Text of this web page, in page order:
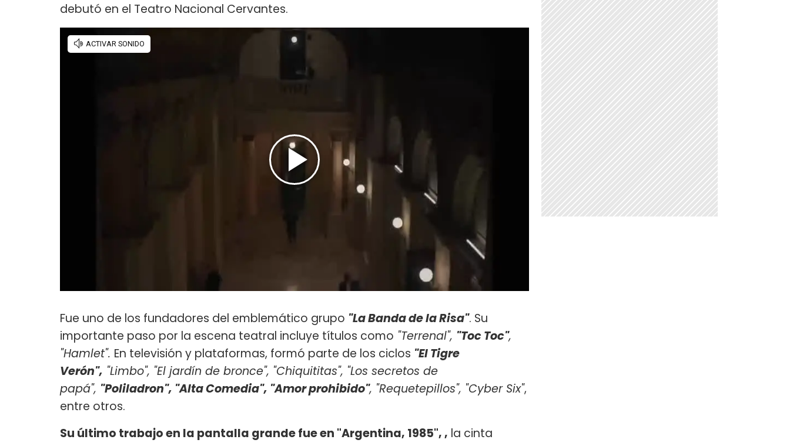
debutó en el Teatro Nacional Cervantes.
Fue uno de los fundadores del emblemático grupo "La Banda de la Risa". Su
importante paso por la escena teatral incluye títulos como "Terrenal", "Toc Toc",
"Hamlet". En televisión y plataformas, formó parte de los ciclos "El Tigre
Verón", "Limbo", "El jardín de bronce", "Chiquititas", "Los secretos de
papá", "Poliladron", "Alta Comedia", "Amor prohibido", "Requetepillos", "Cyber Six",
entre otros.
Su último trabajo en la pantalla grande fue en "Argentina, 1985", , la cinta